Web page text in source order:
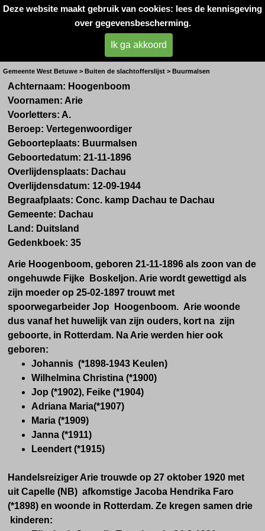
Deze website maakt gebruik van cookies: lees de kennisgeving
over gegevensbescherming.
Ik ga akkoord
Oorlogsslachtoffers
West- Betuwe
Dhr. A. Hoogenboom uit Buurmalsen
Gemeente West Betuwe > Buiten de slachtofferslijst > Buurmalsen
Achternaam: Hoogenboom
Voornamen: Arie
Voorletters: A.
Beroep: Vertegenwoordiger
Geboorteplaats: Buurmalsen
Geboortedatum: 21-11-1896
Overlijdensplaats: Dachau
Overlijdensdatum: 12-09-1944
Begraafplaats: Conc. kamp Dachau te Dachau
Gemeente: Dachau
Land: Duitsland
Gedenkboek: 35
Arie Hoogenboom, geboren 21-11-1896 als zoon van de
ongehuwde Fijke Boskeljon. Arie wordt gewettigd als
zijn moeder op 25-02-1897 trouwt met
spoorwegarbeider Jop Hoogenboom. Arie woonde
dus vanaf het huwelijk van zijn ouders, kort na zijn
geboorte, in Rotterdam. Na Arie werden hier ook
geboren:
Johannis (*1898-1943 Keulen)
Wilhelmina Christina (*1900)
Jop (*1902), Feike (*1904)
Adriana Maria(*1907)
Maria (*1909)
Janna (*1911)
Leendert (*1915)
Handelsreiziger Arie trouwde op 27 oktober 1920 met
uit Capelle (NB) afkomstige Jacoba Hendrika Faro
(*1898) en woonde in Rotterdam. Ze kregen samen drie
kinderen: